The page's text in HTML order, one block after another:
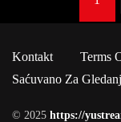
Kontakt Terms
Saćuvano Za
© 2025 https://